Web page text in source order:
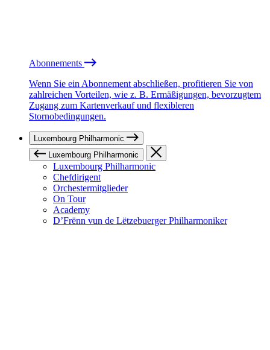
Abonnements
Wenn Sie ein Abonnement abschließen, profitieren Sie von
zahlreichen Vorteilen, wie z. B. Ermäßigungen, bevorzugtem
Zugang zum Kartenverkauf und flexibleren
Stornobedingungen.
Luxembourg Philharmonic
Luxembourg Philharmonic
Luxembourg Philharmonic
Chefdirigent
Orchestermitglieder
On Tour
Academy
D’Frënn vun de Lëtzebuerger Philharmoniker